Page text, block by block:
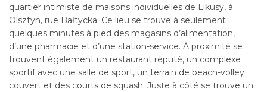
quartier intimiste de maisons individuelles de Likusy, à
Olsztyn, rue Bałtycka. Ce lieu se trouve à seulement
quelques minutes à pied des magasins d’alimentation,
d’une pharmacie et d’une station-service. À proximité se
trouvent également un restaurant réputé, un complexe
sportif avec une salle de sport, un terrain de beach-volley
couvert et des courts de squash. Juste à côté se trouve un